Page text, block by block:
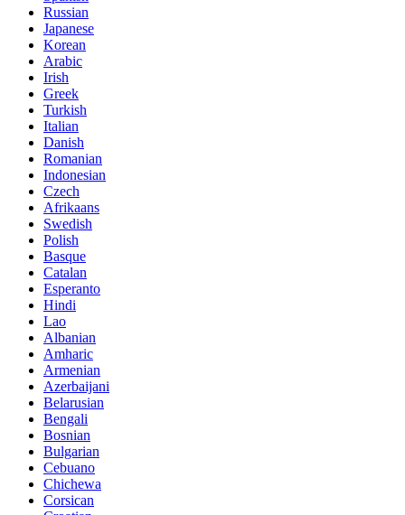
Russian
Japanese
Korean
Arabic
Irish
Greek
Turkish
Italian
Danish
Romanian
Indonesian
Czech
Afrikaans
Swedish
Polish
Basque
Catalan
Esperanto
Hindi
Lao
Albanian
Amharic
Armenian
Azerbaijani
Belarusian
Bengali
Bosnian
Bulgarian
Cebuano
Chichewa
Corsican